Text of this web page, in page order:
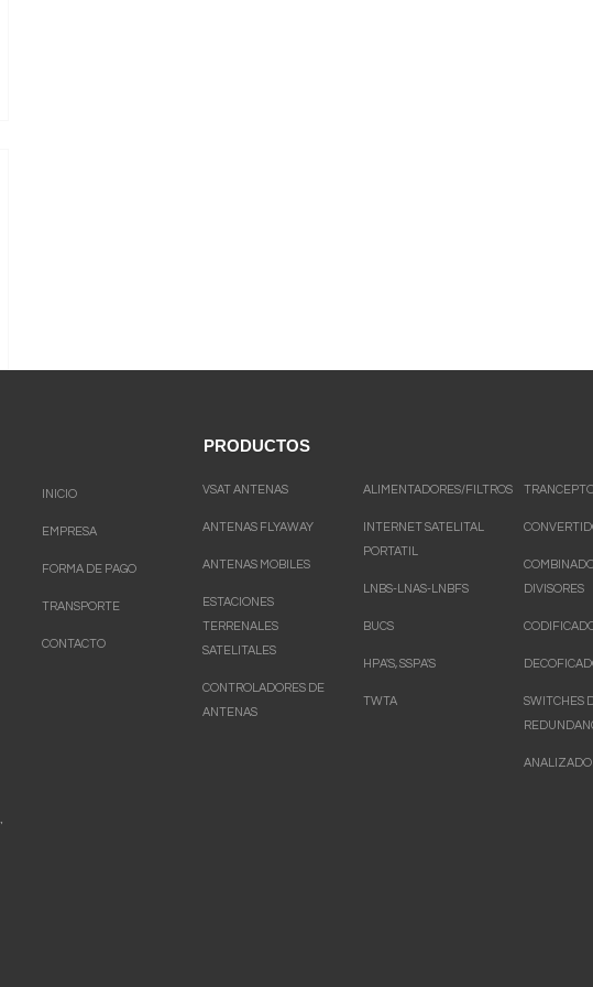
INICIO
EMPRESA
FORMA DE PAGO
TRANSPORTE
CONTACTO
PRODUCTOS
VSAT ANTENAS
ANTENAS FLYAWAY
ANTENAS MOBILES
ESTACIONES
TERRENALES
SATELITALES
CONTROLADORES DE
ANTENAS
ALIMENTADORES/FILTROS
INTERNET SATELITAL
PORTATIL
LNBS-LNAS-LNBFS
BUCS
HPA'S, SSPA'S
TWTA
DIVISORES
SWITCHES